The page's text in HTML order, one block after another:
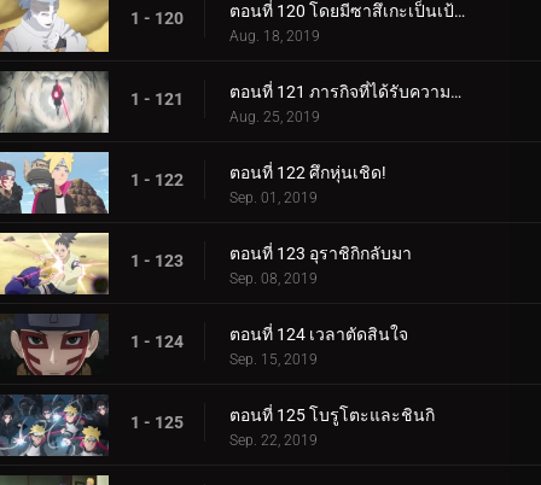
1 - 120 ตอนที่ 120 โดยมีซาสึเกะเป็นเป้าหมาย
Aug. 18, 2019
1 - 121 ตอนที่ 121 ภารกิจที่ได้รับความไว้วางใจ: ปกป้อง One Tails!
Aug. 25, 2019
1 - 122 ตอนที่ 122 ศึกหุ่นเชิด!
Sep. 01, 2019
1 - 123 ตอนที่ 123 อุราชิกิกลับมา
Sep. 08, 2019
1 - 124 ตอนที่ 124 เวลาตัดสินใจ
Sep. 15, 2019
1 - 125 ตอนที่ 125 โบรูโตะและชินกิ
Sep. 22, 2019